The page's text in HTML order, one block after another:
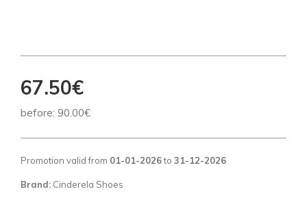
67.50€
before: 90.00€
Promotion valid from 01-01-2026to 31-12-2026
Brand: Cinderela Shoes